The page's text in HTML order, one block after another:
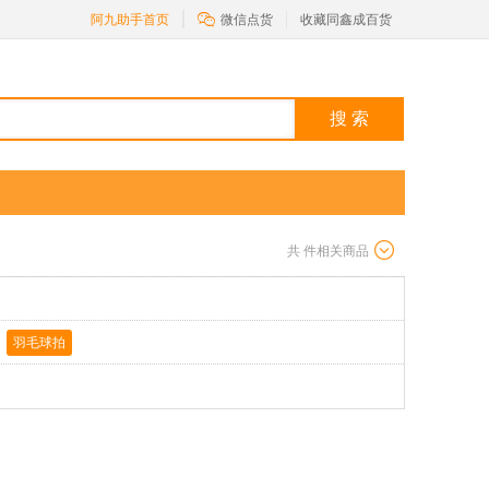
阿九助手首页  微信点货 收藏同鑫成百货
搜 索
共 件相关商品
羽毛球拍